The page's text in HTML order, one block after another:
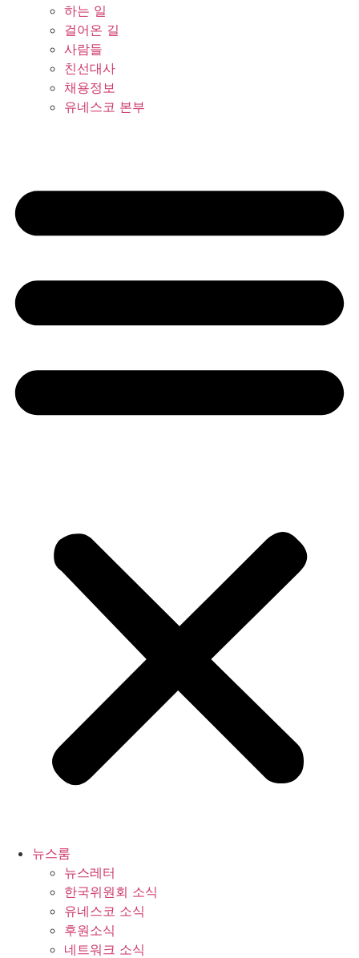
하는 일
걸어온 길
사람들
친선대사
채용정보
유네스코 본부
뉴스룸
뉴스레터
한국위원회 소식
유네스코 소식
후원소식
네트워크 소식